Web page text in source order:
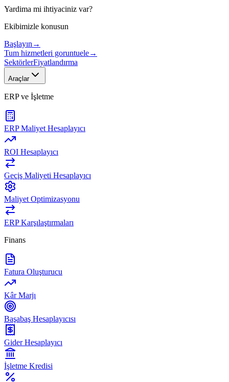
Yardima mi ihtiyaciniz var?
Ekibimizle konusun
Başlayın →
Tum hizmetleri goruntuele→
SektörlerFiyatlandırma
Araçlar
ERP ve İşletme
ERP Maliyet Hesaplayıcı
ROI Hesaplayıcı
Geçiş Maliyeti Hesaplayıcı
Maliyet Optimizasyonu
ERP Karşılaştırmaları
Finans
Fatura Oluşturucu
Kâr Marjı
Başabaş Hesaplayıcısı
Gider Hesaplayıcı
İşletme Kredisi